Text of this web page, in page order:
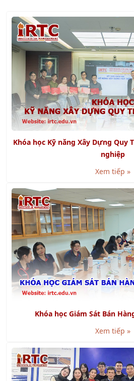
Khóa học Kỹ năng Xây Dựng Quy
nghiệp
Xem tiếp »
Khóa học Giám Sát Bán
Xem tiếp »